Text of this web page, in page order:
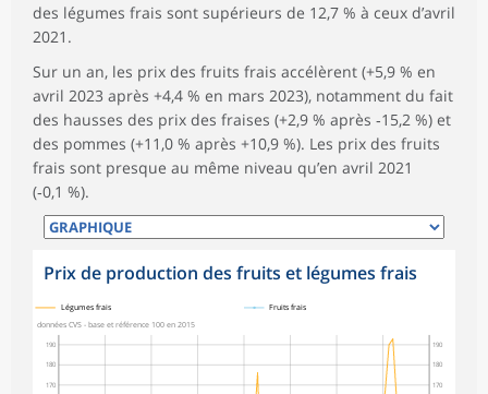
des légumes frais sont supérieurs de 12,7 % à ceux d’avril
2021.
Sur un an, les prix des fruits frais accélèrent (+5,9 % en
avril 2023 après +4,4 % en mars 2023), notamment du fait
des hausses des prix des fraises (+2,9 % après ‑15,2 %) et
des pommes (+11,0 % après +10,9 %). Les prix des fruits
frais sont presque au même niveau qu’en avril 2021
(‑0,1 %).
Prix de production des fruits et légumes frais
170
180
190
170
180
190
données CVS - base et référence 100 en 2015
Légumes frais Fruits frais